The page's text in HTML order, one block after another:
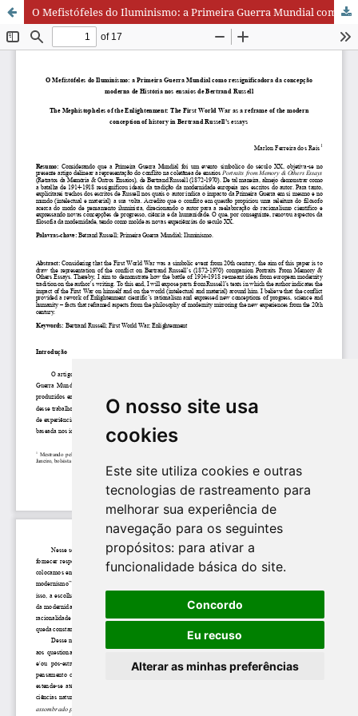
O nosso site usa
cookies
Este site utiliza cookies e outras
tecnologias de rastreamento para
melhorar sua experiência de
navegação para os seguintes
propósitos: para ativar a
funcionalidade básica do site.
Concordo
Eu recuso
Alterar as minhas preferências
O Mefistófeles do Iluminismo: a Primeira Guerra Mundial como ressignificadora da concepção moderna de História nos ensaios de Bertrand Russell